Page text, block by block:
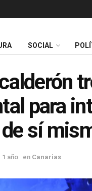
SOCIAL
para
sí
1 año en Canarias